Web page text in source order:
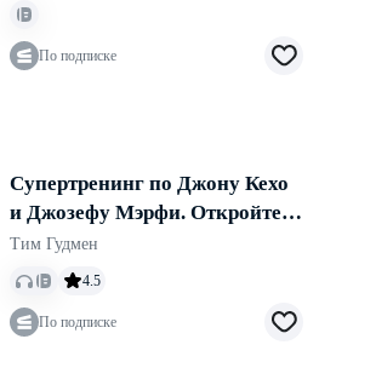
По подписке
Супертренинг по Джону Кехо
и Джозефу Мэрфи. Откройте
сверхвозможности вашего
подсознания!
Тим Гудмен
4.5
По подписке